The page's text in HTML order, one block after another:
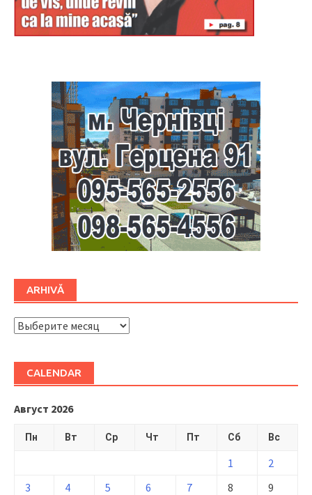
ARHIVĂ
ARHIVĂ
CALENDAR
Август 2026
Пн Вт Ср Чт Пт Сб Вс
1
2
3
4 5 6 7 8
9